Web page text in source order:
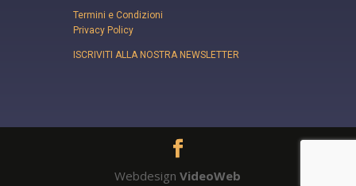
Termini e Condizioni
Privacy Policy
ISCRIVITI ALLA NOSTRA NEWSLETTER
WebdesignVideoWeb